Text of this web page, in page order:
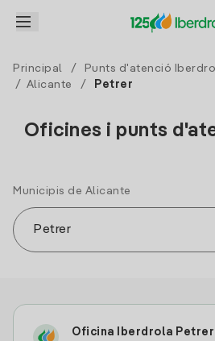
Principal /
Punts d'atenció
/ Alicante / Petrer
Oficines i punts
Municipis de Alicante
Oficina Iberdrola Petrer